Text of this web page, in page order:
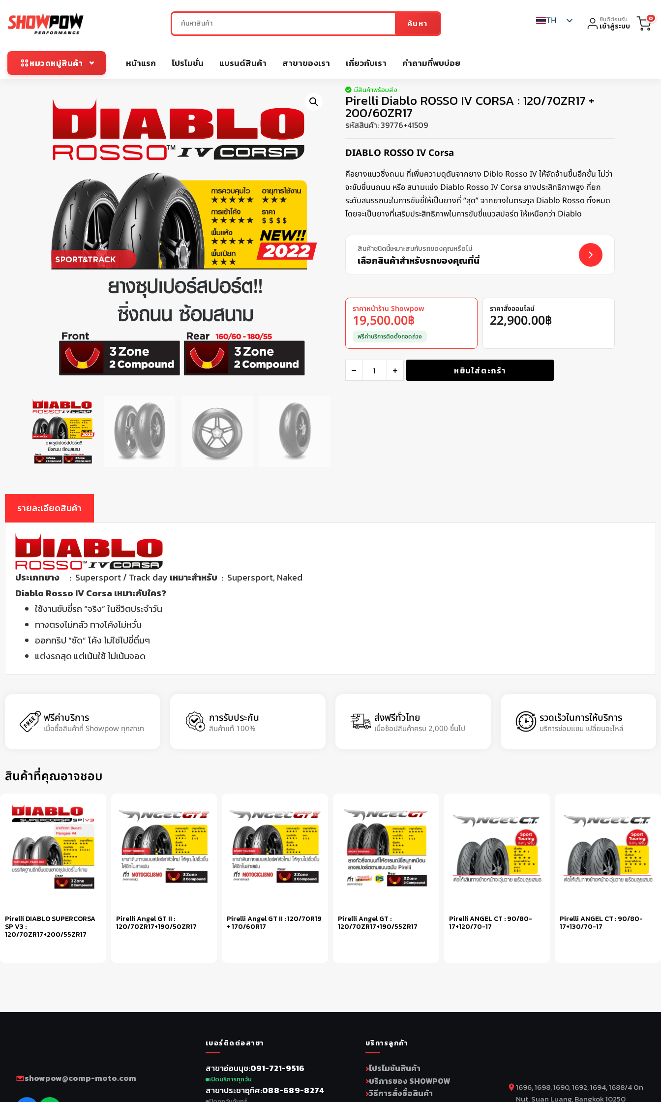
ค้นหา TH ยินดีต้อนรับ
เข้าสู่ระบบ
0
หมวดหมู่สินค้า หน้าแรก โปรโมชั่น แบรนด์สินค้า สาขาของเรา เกี่ยวกับเรา คำถามที่พบบ่อย
มีสินค้าพร้อมส่ง
Pirelli Diablo ROSSO IV CORSA : 120/70ZR17 +
200/60ZR17
รหัสสินค้า: 39776+41509
DIABLO ROSSO IV Corsa
คือยางแนวซิ่งถนน ที่เพิ่มความดุดันจากยาง Diblo Rosso IV ให้จัดจ้านขึ้นอีกขั้น ไม่ว่า
จะขับขี่บนถนน หรือ สนามแข่ง Diablo Rosso IV Corsa ยางประสิทธิภาพสูง ที่ยก
ระดับสมรรถนะในการขับขี่ให้เป็นยางที่ “สุด” จากยางในตระกูล Diablo Rosso ทั้งหมด
โดยจะเป็นยางที่เสริมประสิทธิภาพในการขับขี่แนวสปอร์ต ให้เหนือกว่า Diablo
สินค้าชนิดนี้เหมาะสมกับรถของคุณหรือไม่
เลือกสินค้าสำหรับรถของคุณที่นี่
ราคาหน้าร้าน Showpow
19,500.00฿
ฟรีค่าบริการติดตั้งถอดถ่วง
ราคาสั่งออนไลน์
22,900.00฿
หยิบใส่ตะกร้า
รายละเอียดสินค้า
ประเภทยาง : Supersport / Track day เหมาะสำหรับ : Supersport, Naked
Diablo Rosso IV Corsa เหมาะกับใคร?
ใช้งานขับขี่รถ “จริง” ในชีวิตประจำวัน
ทางตรงไม่กลัว ทางโค้งไม่หวั่น
ออกทริป “ซัด” โค้ง ไม่ใช่ไปขี่ติ๋มๆ
แต่งรถสุด แต่เน้นใช้ ไม่เน้นจอด
ฟรีค่าบริการ
เมื่อซื้อสินค้าที่ Showpow ทุกสาขา
การรับประกัน
สินค้าแท้ 100%
ส่งฟรีทั่วไทย
เมื่อช็อปสินค้าครบ 2,000 ขึ้นไป
รวดเร็วในการให้บริการ
บริการซ่อมแซม เปลี่ยนอะไหล่
สินค้าที่คุณอาจชอบ
Pirelli DIABLO SUPERCORSA
SP V3 :
120/70ZR17+200/55ZR17
Pirelli Angel GT II :
120/70ZR17+190/50ZR17
Pirelli Angel GT II : 120/70R19
+ 170/60R17
Pirelli Angel GT :
120/70ZR17+190/55ZR17
Pirelli ANGEL CT : 90/80-
17+120/70-17
Pirelli ANGEL CT : 90/80-
17+130/70-17
showpow@comp-moto.com
เบอร์ติดต่อสาขา
สาขาอ่อนนุช 091-721-9516
เปิดบริการทุกวัน
สาขาประชาอุทิศ 088-689-8274
บริการลูกค้า
โปรโมชันสินค้า
บริการของ SHOWPOW
วิธีการสั่งซื้อสินค้า
1696, 1698, 1690, 1692, 1694, 1688/4 On
Nut, Suan Luang, Bangkok 10250